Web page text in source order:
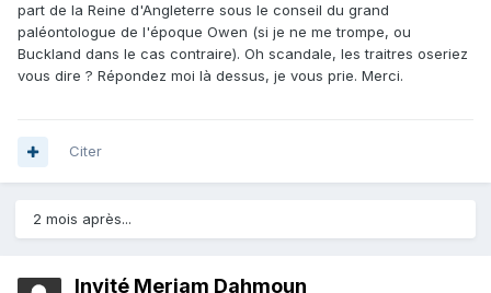
part de la Reine d'Angleterre sous le conseil du grand
paléontologue de l'époque Owen (si je ne me trompe, ou
Buckland dans le cas contraire). Oh scandale, les traitres oseriez
vous dire ? Répondez moi là dessus, je vous prie. Merci.
Citer
2 mois après...
Invité Meriam Dahmoun